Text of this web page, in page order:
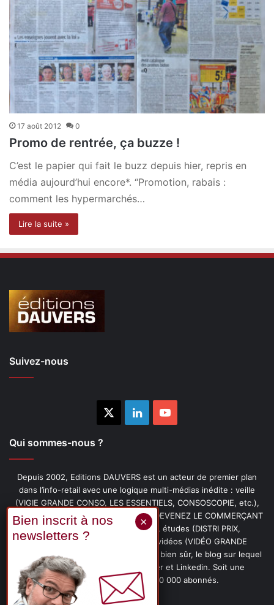
17 août 2012 0
Promo de rentrée, ça buzze !
C’est le papier qui fait le buzz depuis hier, repris en
média aujourd’hui encore*. “Promotion, rabais :
comment les hypermarchés…
Lire la suite »
Suivez-nous
LinkedinYouTube
Qui sommes-nous ?
Depuis 2002, Editions DAUVERS est un acteur de premier plan
dans l’info-retail avec une logique multi-médias inédite : veille
(VIGIE GRANDE CONSO, LES ESSENTIELS, CONSOSCOPIE, etc.),
livres (PENSER-CLIENT, IMAGE-PRIX, DEVENEZ LE COMMERÇANT
PRÉFÉRÉ DE VOS CLIENTS, etc.), études (DISTRI PRIX,
PROMOFLASH, DRIVE INSIGHTS), vidéos (VIDÉO GRANDE
CONSO), podcasts (CAFÉ CONSO) et, bien sûr, le blog sur lequel
vous êtes, ainsi que les fils Twitter et Linkedin. Soit une
communauté de plus de 150 000 abonnés.